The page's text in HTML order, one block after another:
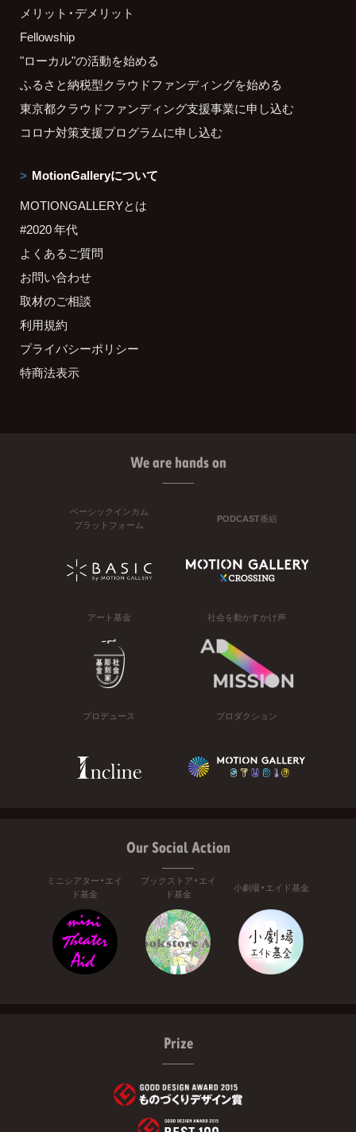
メリット・デメリット
Fellowship
"ローカル"の活動を始める
ふるさと納税型クラウドファンディングを始める
東京都クラウドファンディング支援事業に申し込む
コロナ対策支援プログラムに申し込む
MotionGalleryについて
MOTIONGALLERYとは
#2020 年代
よくあるご質問
お問い合わせ
取材のご相談
利用規約
プライバシーポリシー
特商法表示
We are hands on
ベーシックインカム
プラットフォーム
PODCAST番組
アート基金 社会を動かすかけ声
プロデュース プロダクション
Our Social Action
ミニシアター・エイ
ド基金
ブックストア・エイ
ド基金
小劇場・エイド基金
Prize